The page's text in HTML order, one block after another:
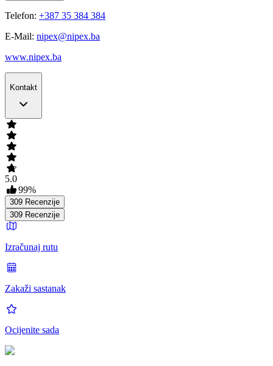
Telefon: +387 35 384 384
E-Mail: nipex@nipex.ba
www.nipex.ba
Kontakt
5.0
99%
309 Recenzije
309 Recenzije
Izračunaj rutu
Zakaži sastanak
Ocijenite sada